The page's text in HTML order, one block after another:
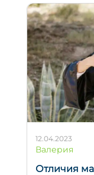
12.04.2023
Валерия
Отличия